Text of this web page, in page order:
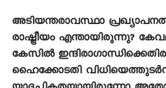
അടിയന്തരാവസ്ഥാ
രാഷ്ട്രീയം എന്തായിരുന്നു?
കേസിൽ
ഹെെക്കോടതി